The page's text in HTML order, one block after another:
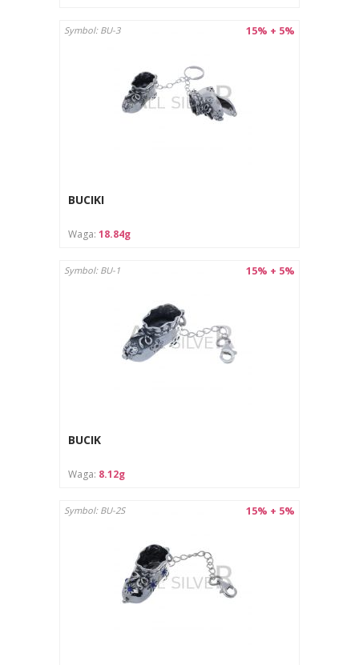
15% + 5%
Symbol: BU-3
BUCIKI
Waga: 18.84g
15% + 5%
Symbol: BU-1
BUCIK
Waga: 8.12g
15% + 5%
Symbol: BU-2S